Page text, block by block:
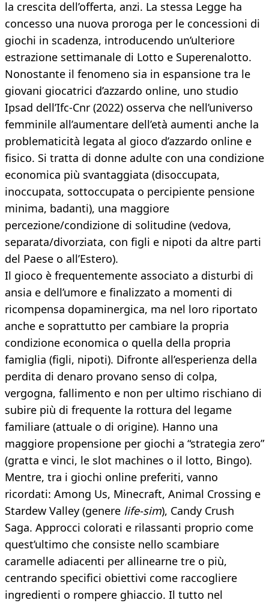
la crescita dell’offerta, anzi. La stessa Legge ha
concesso una nuova proroga per le concessioni di
giochi in scadenza, introducendo un’ulteriore
estrazione settimanale di Lotto e Superenalotto.
Nonostante il fenomeno sia in espansione tra le
giovani giocatrici d’azzardo online, uno studio
Ipsad dell’Ifc-Cnr (2022) osserva che nell’universo
femminile all’aumentare dell’età aumenti anche la
problematicità legata al gioco d’azzardo online e
fisico. Si tratta di donne adulte con una condizione
economica più svantaggiata (disoccupata,
inoccupata, sottoccupata o percipiente pensione
minima, badanti), una maggiore
percezione/condizione di solitudine (vedova,
separata/divorziata, con figli e nipoti da altre parti
del Paese o all’Estero).
Il gioco è frequentemente associato a disturbi di
ansia e dell’umore e finalizzato a momenti di
ricompensa dopaminergica, ma nel loro riportato
anche e soprattutto per cambiare la propria
condizione economica o quella della propria
famiglia (figli, nipoti). Difronte all’esperienza della
perdita di denaro provano senso di colpa,
vergogna, fallimento e non per ultimo rischiano di
subire più di frequente la rottura del legame
familiare (attuale o di origine). Hanno una
maggiore propensione per giochi a “strategia zero”
(gratta e vinci, le slot machines o il lotto, Bingo).
Mentre, tra i giochi online preferiti, vanno
ricordati: Among Us, Minecraft, Animal Crossing e
Stardew Valley (genere life-sim), Candy Crush
Saga. Approcci colorati e rilassanti proprio come
quest’ultimo che consiste nello scambiare
caramelle adiacenti per allinearne tre o più,
centrando specifici obiettivi come raccogliere
ingredienti o rompere ghiaccio. Il tutto nel